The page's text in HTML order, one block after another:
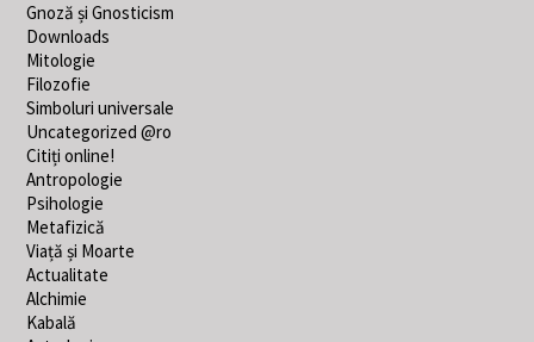
Gnoză și Gnosticism
Downloads
Mitologie
Filozofie
Simboluri universale
Uncategorized @ro
Citiți online!
Antropologie
Psihologie
Metafizică
Viață și Moarte
Actualitate
Alchimie
Kabală